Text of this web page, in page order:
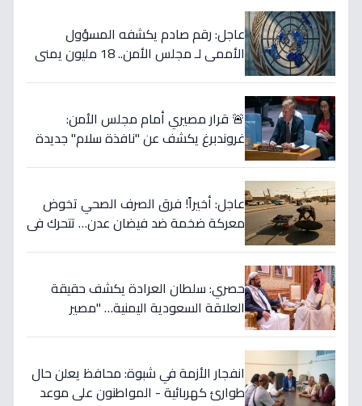
عاجل: رقم صادم يكشفه المسؤول
الأممي لـ مجلس الأمن.. 18 مليون يمني
🚨 قرار مصيري أمام مجلس الأمن:
غروندبرغ يكشف عن "نافذة سلام" جديدة
عاجل: أخيراً! فرق الصرف الصحي تخوض
معركة ضخمة ضد فيضان عدن… تتحرك في
حصري: سلطان العرادة يكشف حقيقة
العلاقة السعودية اليمنية… "مصير
انفجار الأزمة في شبوة: محافظ يعلن حال
طوارئ كهربائية - المواطنون على موعد